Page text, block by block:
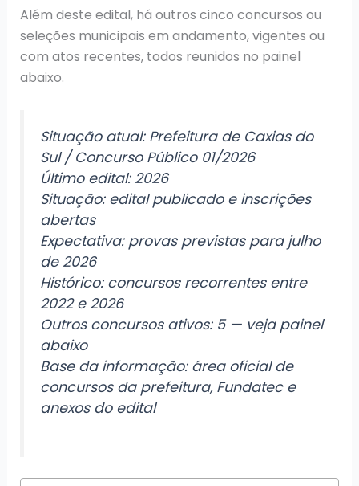
Além deste edital, há outros cinco concursos ou
seleções municipais em andamento, vigentes ou
com atos recentes, todos reunidos no painel
abaixo.
Situação atual: Prefeitura de Caxias do
Sul / Concurso Público 01/2026
Último edital: 2026
Situação: edital publicado e inscrições
abertas
Expectativa: provas previstas para julho
de 2026
Histórico: concursos recorrentes entre
2022 e 2026
Outros concursos ativos: 5 — veja painel
abaixo
Base da informação: área oficial de
concursos da prefeitura, Fundatec e
anexos do edital